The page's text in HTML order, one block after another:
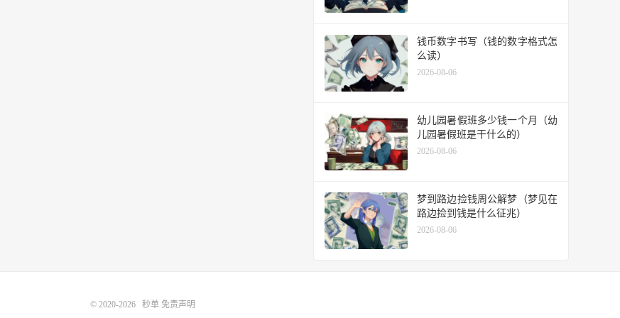
钱币数字书写（钱的数字格式怎
么读）
2026-08-06
幼儿园暑假班多少钱一个月（幼
儿园暑假班是干什么的）
2026-08-06
梦到路边捡钱周公解梦（梦见在
路边捡到钱是什么征兆）
2026-08-06
© 2020-2026 秒单 免责声明